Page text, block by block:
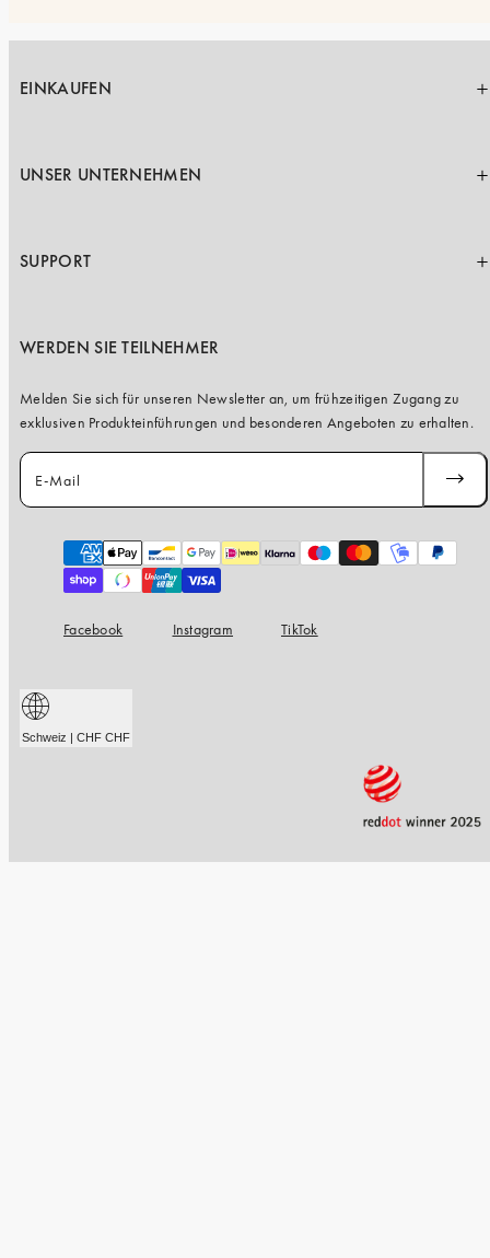
EINKAUFEN
UNSER UNTERNEHMEN
SUPPORT
WERDEN SIE TEILNEHMER
Melden Sie sich für unseren Newsletter an, um frühzeitigen Zugang zu
exklusiven Produkteinführungen und besonderen Angeboten zu erhalten.
E-Mail
Zahlungsarten
Facebook Instagram TikTok
Schweiz | CHF CHF